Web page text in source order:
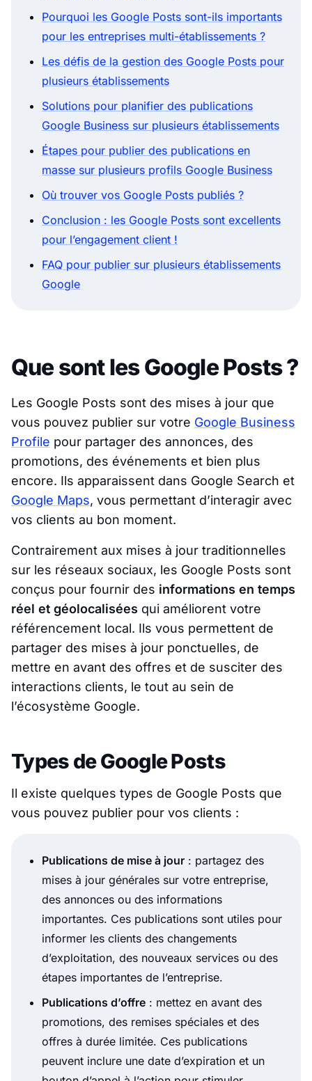
Pourquoi les Google Posts sont-ils importants
pour les entreprises multi-établissements ?
Les défis de la gestion des Google Posts pour
plusieurs établissements
Solutions pour planifier des publications
Google Business sur plusieurs établissements
Étapes pour publier des publications en
masse sur plusieurs profils Google Business
Où trouver vos Google Posts publiés ?
Conclusion : les Google Posts sont excellents
pour l’engagement client !
FAQ pour publier sur plusieurs établissements
Google
Que sont les Google Posts ?
Les Google Posts sont des mises à jour que
vous pouvez publier sur votre Google Business
Profile pour partager des annonces, des
promotions, des événements et bien plus
encore. Ils apparaissent dans Google Search et
Google Maps, vous permettant d’interagir avec
vos clients au bon moment.
Contrairement aux mises à jour traditionnelles
sur les réseaux sociaux, les Google Posts sont
conçus pour fournir des informations en temps
réel et géolocalisées qui améliorent votre
référencement local. Ils vous permettent de
partager des mises à jour ponctuelles, de
mettre en avant des offres et de susciter des
interactions clients, le tout au sein de
l’écosystème Google.
Types de Google Posts
Il existe quelques types de Google Posts que
vous pouvez publier pour vos clients :
Publications de mise à jour : partagez des
mises à jour générales sur votre entreprise,
des annonces ou des informations
importantes. Ces publications sont utiles pour
informer les clients des changements
d’exploitation, des nouveaux services ou des
étapes importantes de l’entreprise.
Publications d’offre : mettez en avant des
promotions, des remises spéciales et des
offres à durée limitée. Ces publications
peuvent inclure une date d’expiration et un